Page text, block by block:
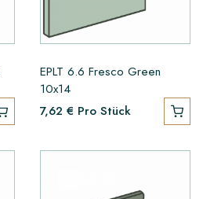
EPLT 6.6 Fresco Green
10x14
7,62 € Pro Stück